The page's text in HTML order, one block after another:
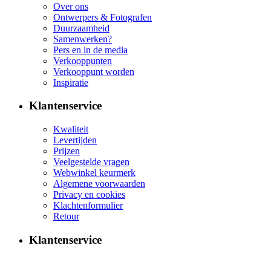
Over ons
Ontwerpers & Fotografen
Duurzaamheid
Samenwerken?
Pers en in de media
Verkooppunten
Verkooppunt worden
Inspiratie
Klantenservice
Kwaliteit
Levertijden
Prijzen
Veelgestelde vragen
Webwinkel keurmerk
Algemene voorwaarden
Privacy en cookies
Klachtenformulier
Retour
Klantenservice